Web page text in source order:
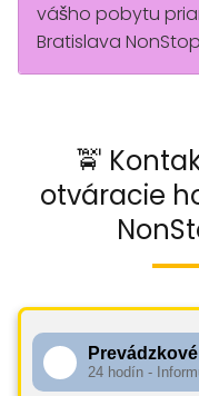
vášho pobytu
Bratislava
🚖
otváracie
24 hodín -